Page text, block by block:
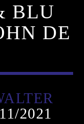
BLU
DE
2021